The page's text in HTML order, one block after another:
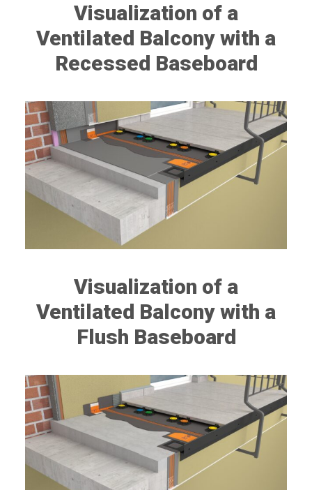
Visualization of a
Ventilated Balcony with a
Recessed Baseboard
Visualization of a
Ventilated Balcony with a
Flush Baseboard